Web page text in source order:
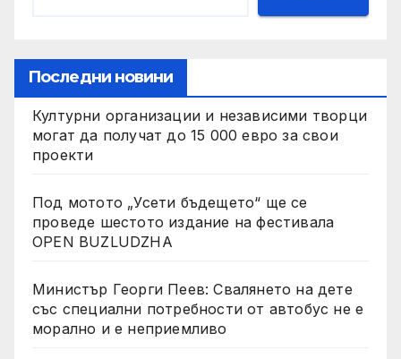
Последни новини
Културни организации и независими творци
могат да получат до 15 000 евро за свои
проекти
Под мотото „Усети бъдещето“ ще се
проведе шестото издание на фестивала
OPEN BUZLUDZHA
Министър Георги Пеев: Свалянето на дете
със специални потребности от автобус не е
морално и е неприемливо